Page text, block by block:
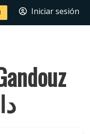
Iniciar sesión